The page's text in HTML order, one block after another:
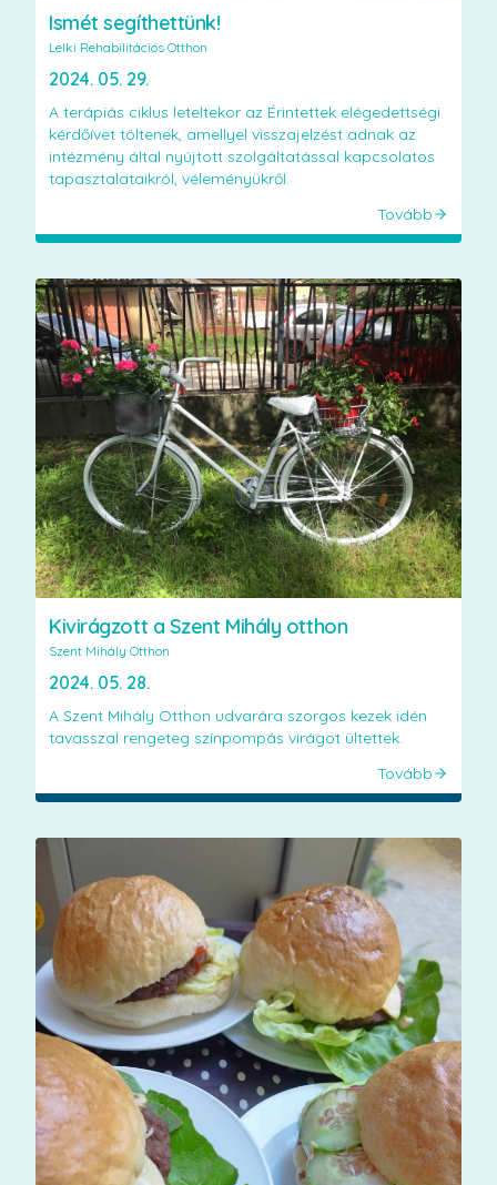
Ismét segíthettünk!
Lelki Rehabilitációs Otthon
2024. 05. 29.
A terápiás ciklus leteltekor az Érintettek elégedettségi
kérdőívet töltenek, amellyel visszajelzést adnak az
intézmény által nyújtott szolgáltatással kapcsolatos
tapasztalataikról, véleményükről.
Tovább
Kivirágzott a Szent Mihály otthon
Szent Mihály Otthon
2024. 05. 28.
A Szent Mihály Otthon udvarára szorgos kezek idén
tavasszal rengeteg színpompás virágot ültettek.
Tovább